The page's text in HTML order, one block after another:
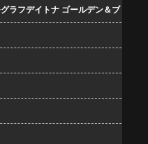
ラフデイトナ ゴールデン＆ブ